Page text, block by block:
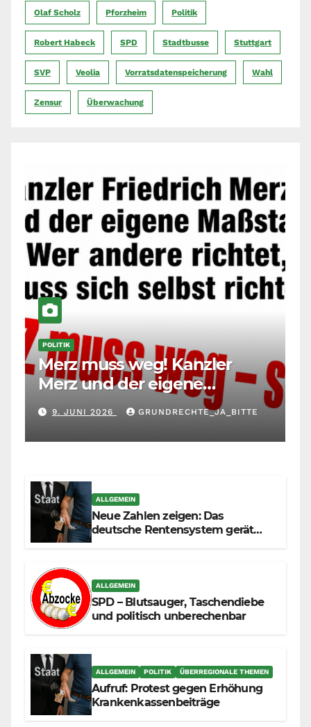
Olaf Scholz Pforzheim Politik
Robert Habeck SPD Stadtbusse Stuttgart
SVP Veolia Vorratsdatenspeicherung Wahl
Zensur Überwachung
POLITIK
Merz muss weg! Kanzler
Merz und der eigene
Maßstab: Wer andere richtet,
muss sich selbst richten
9. JUNI 2026 GRUNDRECHTE_JA_BITTE
ALLGEMEIN
Neue Zahlen zeigen: Das
deutsche Rentensystem gerät
ALLGEMEIN
SPD – Blutsauger, Taschendiebe
und politisch unberechenbar
ALLGEMEIN POLITIK ÜBERREGIONALE THEMEN
Aufruf: Protest gegen Erhöhung
Krankenkassenbeiträge